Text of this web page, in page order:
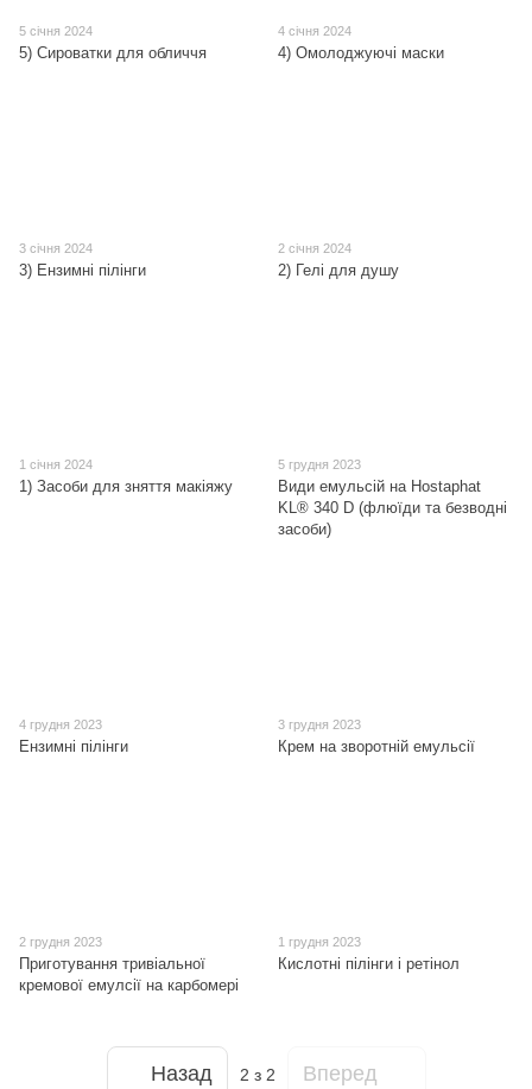
5 січня 2024
5) Сироватки для обличчя
4 січня 2024
4) Омолоджуючі маски
3 січня 2024
3) Ензимні пілінги
2 січня 2024
2) Гелі для душу
1 січня 2024
1) Засоби для зняття макіяжу
5 грудня 2023
Види емульсій на Hostaphat
KL® 340 D (флюїди та безводні
засоби)
4 грудня 2023
Ензимні пілінги
3 грудня 2023
Крем на зворотній емульсії
2 грудня 2023
Приготування тривіальної
кремової емулсії на карбомері
1 грудня 2023
Кислотні пілінги і ретінол
Назад 2 з 2 Вперед